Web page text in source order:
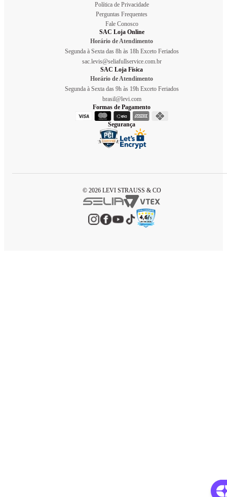
Política de Privacidade
Perguntas Frequentes
Fale Conosco
SAC Loja Online
Horário de Atendimento
Segunda à Sexta das 8h às 18h Exceto Feriados
sac.levis@seliafullservice.com.br
SAC Loja Física
Horário de Atendimento
Segunda à Sexta das 9h às 19h Exceto Feriados
brasil@levi.com
Formas de Pagamento
Segurança
© 2026 LEVI STRAUSS & CO